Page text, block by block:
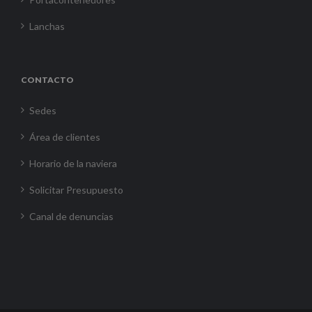
Lanchas
CONTACTO
Sedes
Área de clientes
Horario de la naviera
Solicitar Presupuesto
Canal de denuncias